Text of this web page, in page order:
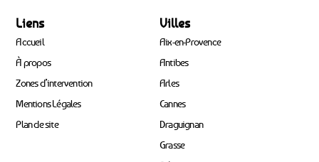
Liens
Accueil
À propos
Zones d’intervention
Mentions Légales
Plan de site
Villes
Aix-en-Provence
Antibes
Arles
Cannes
Draguignan
Grasse